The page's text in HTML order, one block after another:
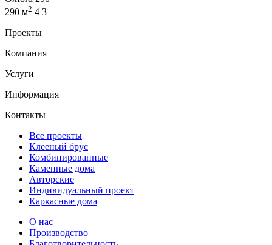
290 м2 4 3
Проекты
Компания
Услуги
Информация
Контакты
Все проекты
Клееный брус
Комбинированные
Каменные дома
Авторские
Индивидуальный проект
Каркасные дома
О нас
Производство